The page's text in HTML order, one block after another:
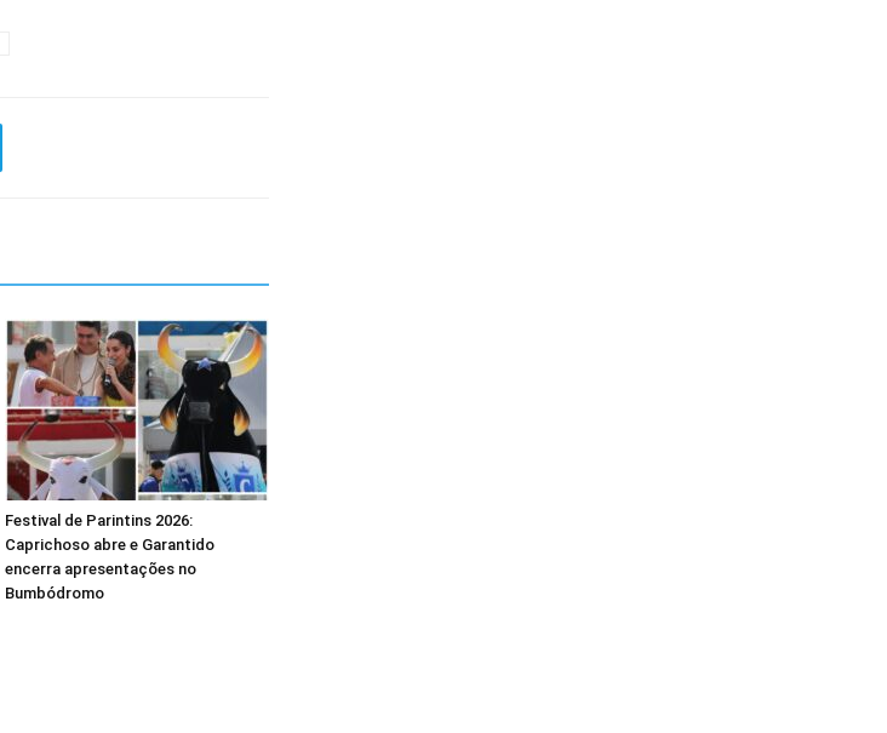
Festival de Parintins 2026:
Caprichoso abre e Garantido
encerra apresentações no
Bumbódromo